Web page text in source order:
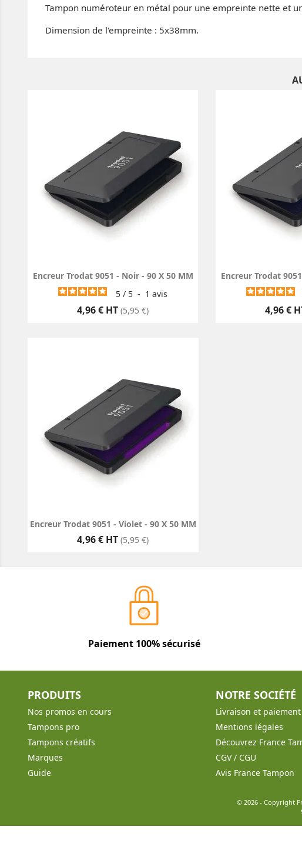
Tampon numéroteur en métal pour une empreinte nette et
Dimension de l'empreinte : 5x38mm.
Encreur Trodat 9051 - Noir - 90 X 50 MM
5 / 5 - 1 avis
Prix
4,96 € HT (5,95 €)
Encreur Trodat
Prix
4,96 €
Encreur Trodat 9051 - Violet - 90 X 50 MM
Prix
4,96 € HT (5,95 €)
Paiement 100% sécurisé
PRODUITS
Nos promos en cours
Tampons pro
Tampons créatifs
Marques
Guide
NOTRE SOCIÉTÉ
Livraison et paiement
Mentions légales
Découvrez France
CGV / CGU
Avis France Tampon
© 2026 - Copyright